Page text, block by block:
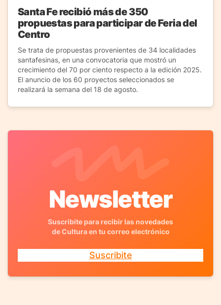
Santa Fe recibió más de 350
propuestas para participar de Feria del
Centro
Se trata de propuestas provenientes de 34 localidades
santafesinas, en una convocatoria que mostró un
crecimiento del 70 por ciento respecto a la edición 2025.
El anuncio de los 60 proyectos seleccionados se
realizará la semana del 18 de agosto.
Newsletter
Suscribite para recibir las novedades
de Cultura en tu correo electrónico
Suscribite